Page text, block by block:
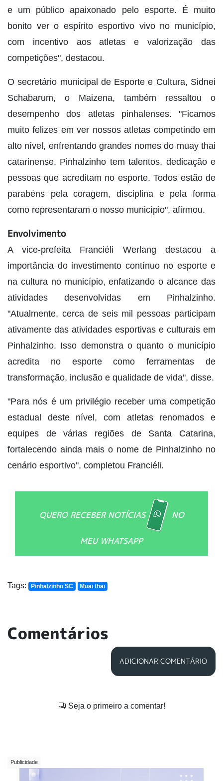
e um público apaixonado pelo esporte. É muito
bonito ver o espírito esportivo vivo no município,
com incentivo aos atletas e valorização das
competições", destacou.
O secretário municipal de Esporte e Cultura, Sidnei
Schabarum, o Maizena, também ressaltou o
desempenho dos atletas pinhalenses. "Ficamos
muito felizes em ver nossos atletas competindo em
alto nível, enfrentando grandes nomes do muay thai
catarinense. Pinhalzinho tem talentos, dedicação e
pessoas que acreditam no esporte. Todos estão de
parabéns pela coragem, disciplina e pela forma
como representaram o nosso município", afirmou.
Envolvimento
A vice-prefeita Franciéli Werlang destacou a
importância do investimento contínuo no esporte e
na cultura no município, enfatizando o alcance das
atividades desenvolvidas em Pinhalzinho.
"Atualmente, cerca de seis mil pessoas participam
ativamente das atividades esportivas e culturais em
Pinhalzinho. Isso demonstra o quanto o município
acredita no esporte como ferramentas de
transformação, inclusão e qualidade de vida", disse.
"Para nós é um privilégio receber uma competição
estadual deste nível, com atletas renomados e
equipes de várias regiões de Santa Catarina,
fortalecendo ainda mais o nome de Pinhalzinho no
cenário esportivo", completou Franciéli.
QUERO RECEBER NOTÍCIAS NO
MEU WHATSAPP
Tags: Pinhalzinho SC Muai thai
Comentários
ADICIONAR COMENTÁRIO
Seja o primeiro a comentar!